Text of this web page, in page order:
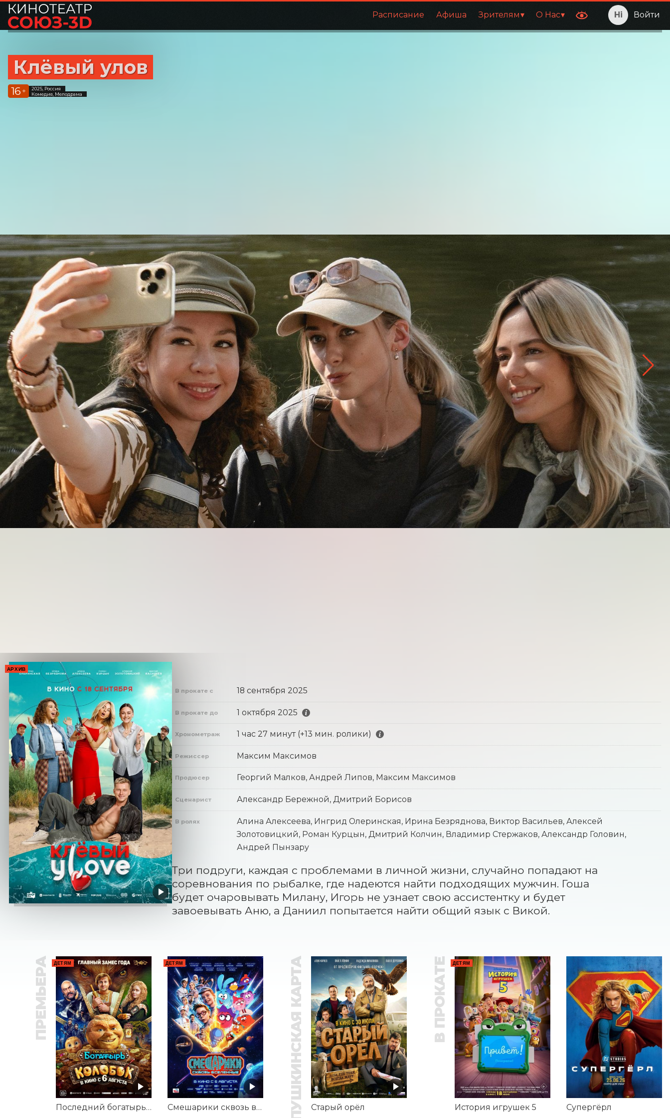
Расписание Афиша Зрителям О Нас Войти
Клёвый улов
16 +
2025, Россия
Комедия, Мелодрама
АРХИВ
В прокате с 18 сентября 2025
В прокате до 1 октября 2025
Хронометраж 1 час 27 минут (+13 мин. ролики)
Режиссер Максим Максимов
Продюсер Георгий Малков, Андрей Липов, Максим Максимов
Сценарист Александр Бережной, Дмитрий Борисов
В ролях
Алина Алексеева, Ингрид Олеринская, Ирина Безряднова, Виктор Васильев, Алексей
Золотовицкий, Роман Курцын, Дмитрий Колчин, Владимир Стержаков, Александр Головин,
Андрей Пынзару
Три подруги, каждая с проблемами в личной жизни, случайно попадают на
соревнования по рыбалке, где надеются найти подходящих мужчин. Гоша
будет очаровывать Милану, Игорь не узнает свою ассистентку и будет
завоевывать Аню, а Даниил попытается найти общий язык с Викой.
ПРЕМЬЕРА ДЕТЯМ
Последний богатырь. Колобок
ДЕТЯМ
Смешарики сквозь вселенные ПУШКИНСКАЯ КАРТА Старый орёл
В ПРОКАТЕ ДЕТЯМ
История игрушек 5 Супергёрл